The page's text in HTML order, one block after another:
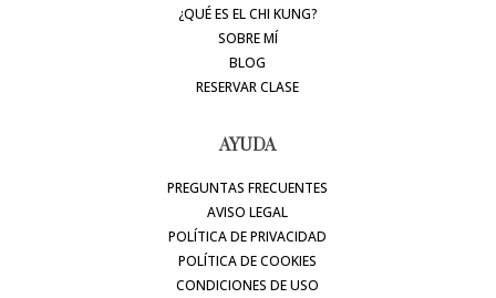
¿QUÉ ES EL CHI KUNG?
SOBRE MÍ
BLOG
RESERVAR CLASE
AYUDA
PREGUNTAS FRECUENTES
AVISO LEGAL
POLÍTICA DE PRIVACIDAD
POLÍTICA DE COOKIES
CONDICIONES DE USO